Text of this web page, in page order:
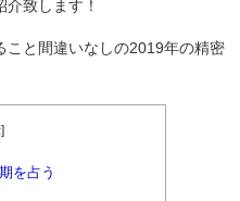
致します！
こと間違いなしの2019年の精密
]
を占う